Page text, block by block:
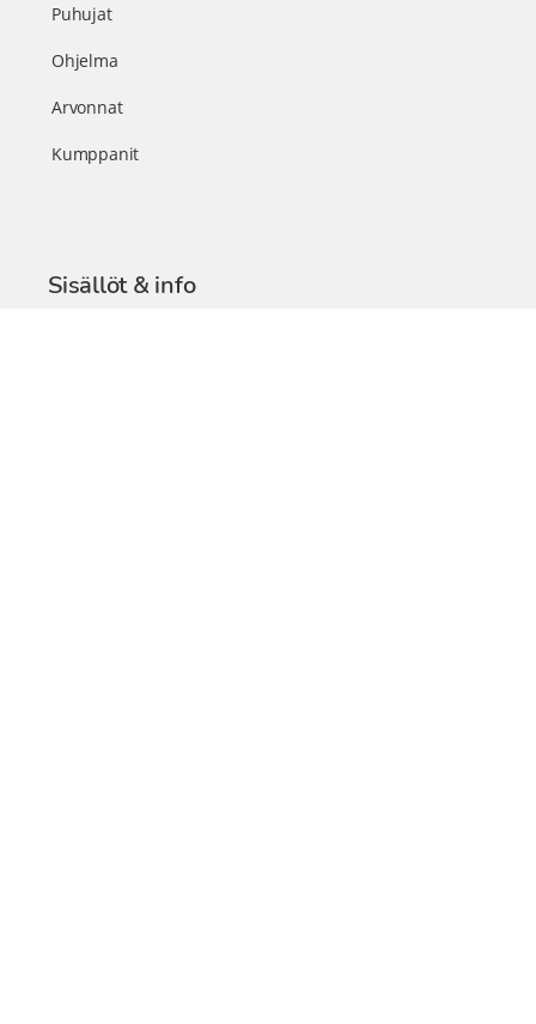
Puhujat
Ohjelma
Arvonnat
Kumppanit
Sisällöt & info